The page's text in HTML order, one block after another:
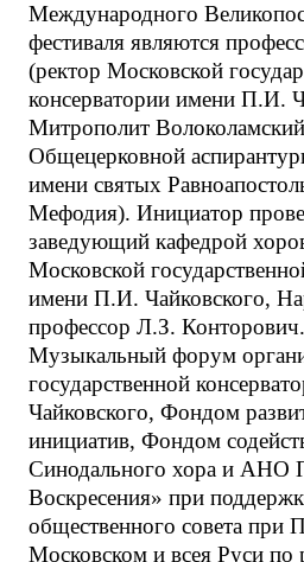
Международного
фестиваля являются
(ректор Московской
консерватории имени П.И.
Митрополит
Общецерковной
имени святых
Мефодия). Инициатор
заведующий кафедрой
Московской
имени П.И. Чайковского,
профессор Л.З. Конторович.
Музыкальный форум
государственной
Чайковского, Фондом
инициатив, Фондом
Синодального хора и
Воскресения» при
общественного совета при
Московском и всея Руси по